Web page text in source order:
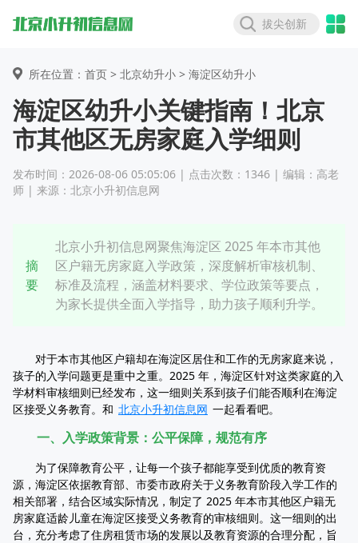
拔尖创新
所在位置：首页 > 北京幼升小 > 海淀区幼升小
海淀区幼升小关键指南！北京
市其他区无房家庭入学细则
发布时间：2026-08-06 05:05:06 | 点击次数：1346 | 编辑：高老
师 | 来源：北京小升初信息网
摘
要
北京小升初信息网聚焦海淀区 2025 年本市其他
区户籍无房家庭入学政策，深度解析审核机制、
标准及流程，涵盖材料要求、学位政策等要点，
为家长提供全面入学指导，助力孩子顺利升学。
对于本市其他区户籍却在海淀区居住和工作的无房家庭来说，
孩子的入学问题更是重中之重。2025 年，海淀区针对这类家庭的入
学材料审核细则已经发布，这一细则关系到孩子们能否顺利在海淀
区接受义务教育。和 北京小升初信息网 一起看看吧。
一、入学政策背景：公平保障，规范有序
为了保障教育公平，让每一个孩子都能享受到优质的教育资
源，海淀区依据教育部、市委市政府关于义务教育阶段入学工作的
相关部署，结合区域实际情况，制定了 2025 年本市其他区户籍无
房家庭适龄儿童在海淀区接受义务教育的审核细则。这一细则的出
台，充分考虑了住房租赁市场的发展以及教育资源的合理分配，旨